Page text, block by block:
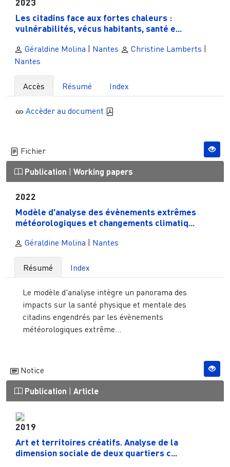
Les citadins face aux fortes chaleurs :
vulnérabilités, vécus habitants, santé e...
Géraldine Molina | Nantes Christine Lamberts |
Nantes
Accès Résumé Index
Accèder au document
Fichier
Publication Working papers
2022
Modèle d'analyse des évènements extrêmes
météorologiques et changements climatiq...
Géraldine Molina Nantes
Résumé Index
Le modèle d'analyse intègre un panorama des
impacts sur la santé physique et mentale des
citadins engendrés par les évènements
météorologiques extrême...
Notice
Publication Article
2019
Art et territoires créatifs. Analyse de la
dimension sociale de deux quartiers c...